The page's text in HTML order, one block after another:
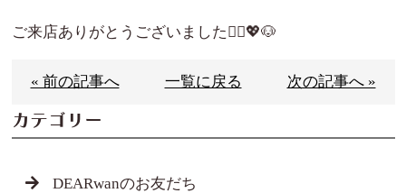
ご来店ありがとうございました🙇‍♀️💖🐶
« 前の記事へ 一覧に戻る 次の記事へ »
カテゴリー
DEARwanのお友だち